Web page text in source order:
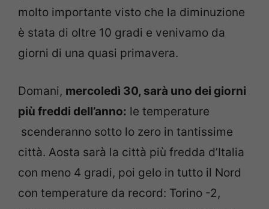
molto importante visto che la diminuzione
è stata di oltre 10 gradi e venivamo da
giorni di una quasi primavera.
Domani, mercoledì 30, sarà uno dei giorni
più freddi dell’anno: le temperature
scenderanno sotto lo zero in tantissime
città. Aosta sarà la città più fredda d’Italia
con meno 4 gradi, poi gelo in tutto il Nord
con temperature da record: Torino -2,